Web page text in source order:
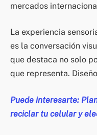
mercados
La experiencia
es la conversación
que destaca no solo
que representa.
Puede interesarte:
reciclar tu celular y